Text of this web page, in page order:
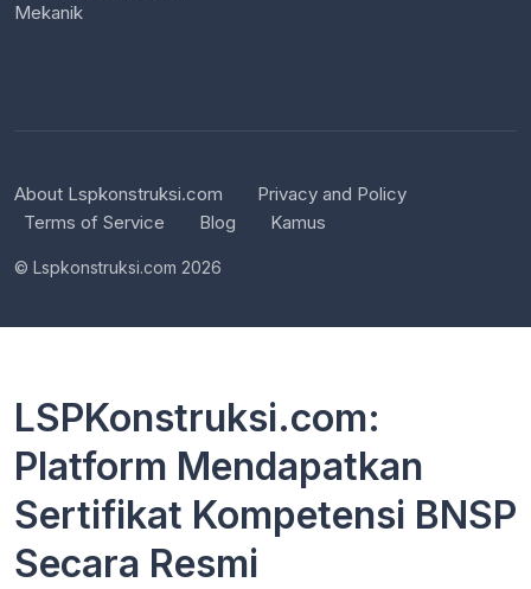
Mekanik
About Lspkonstruksi.com
Privacy and Policy
Terms of Service
Blog Kamus
© Lspkonstruksi.com 2026
LSPKonstruksi.com:
Platform Mendapatkan
Sertifikat Kompetensi BNSP
Secara Resmi